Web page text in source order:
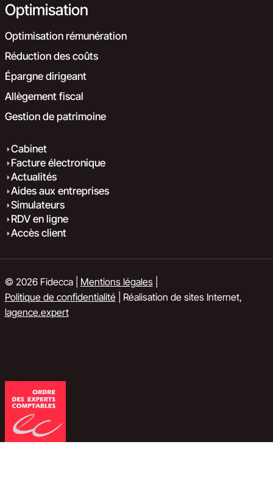
Optimisation
Optimisation rémunération
Réduction des coûts
Épargne dirigeant
Allègement fiscal
Gestion de patrimoine
Cabinet
Facture électronique
Actualités
Aides aux entreprises
Simulateurs
RDV en ligne
Accès client
© 2026 Fidecca | Mentions légales|
Politique de confidentialité| Réalisation de sites Internet,
lagence.expert